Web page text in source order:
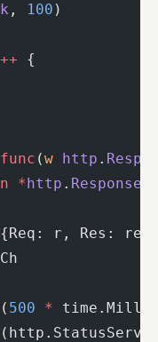
, 100 )
++ {
func (w http .
*http . Response
r, Res:
( 500 *